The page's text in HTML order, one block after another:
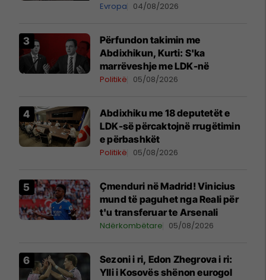
Evropa 04/08/2026
Përfundon takimin me
Abdixhikun, Kurti: S'ka
marrëveshje me LDK-në
Politikë 05/08/2026
Abdixhiku me 18 deputetët e
LDK-së përcaktojnë rrugëtimin
e përbashkët
Politikë 05/08/2026
Çmenduri në Madrid! Vinicius
mund të paguhet nga Reali për
t'u transferuar te Arsenali
Ndërkombëtare 05/08/2026
Sezoni i ri, Edon Zhegrova i ri:
Ylli i Kosovës shënon eurogol